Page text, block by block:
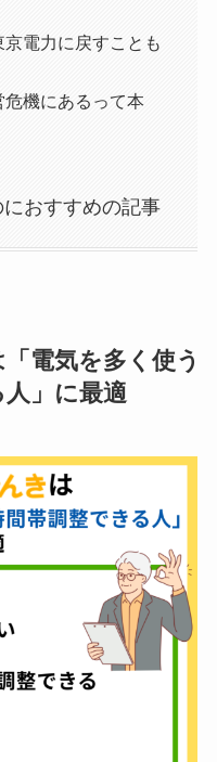
電力に戻すことも
危機にあるって本
おすすめの記事
電気を多く使う
」に最適